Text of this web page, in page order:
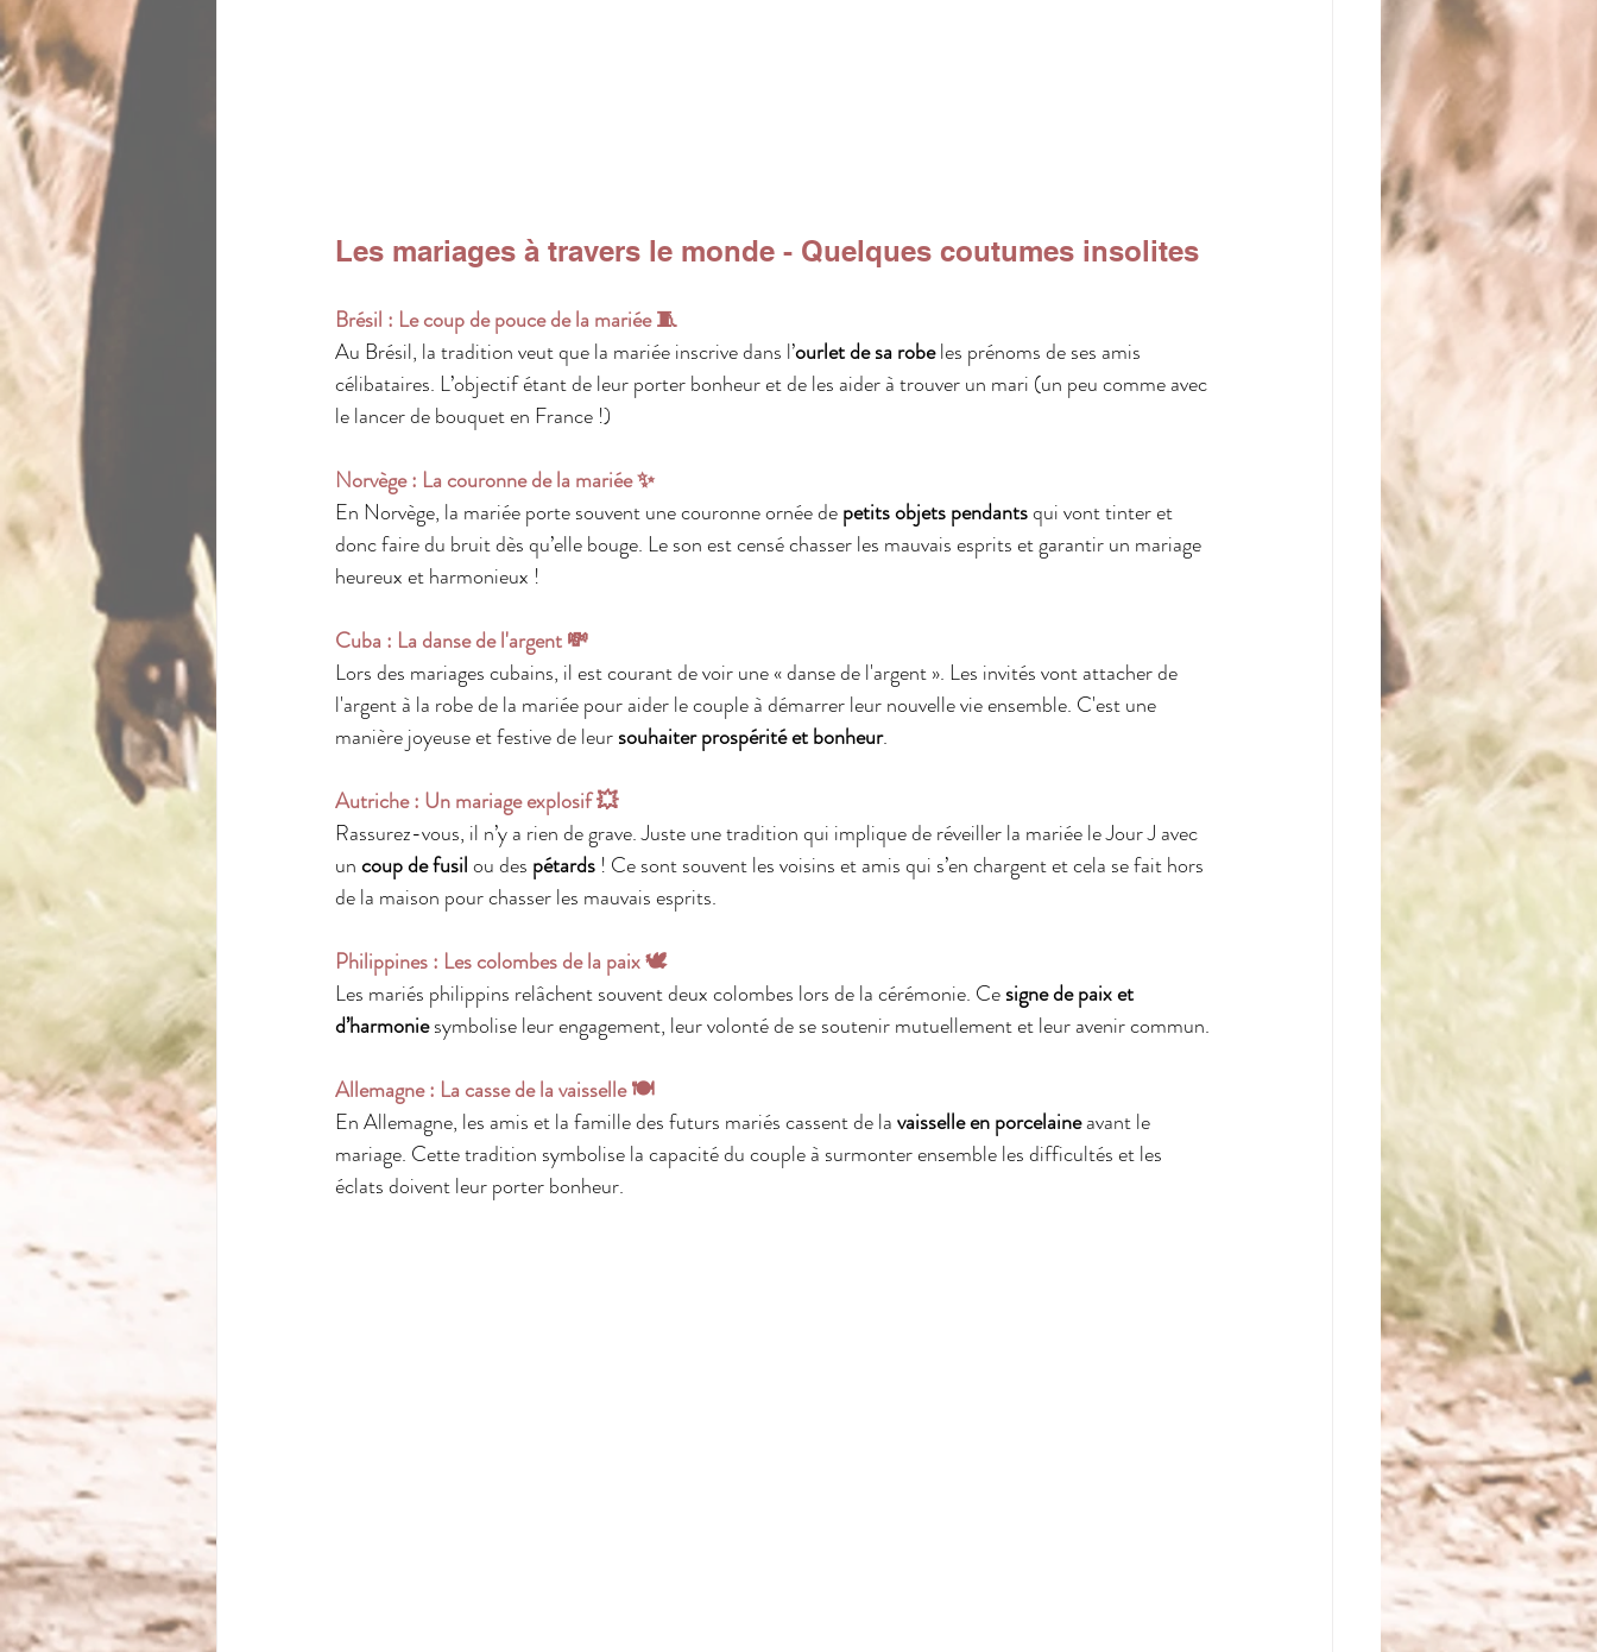
Les mariages à travers le monde - Quelques coutumes insolites
Brésil : Le coup de pouce de la mariée 🧵
Au Brésil, la tradition veut que la mariée inscrive dans l’ourlet de sa robe les prénoms de ses amis
célibataires. L’objectif étant de leur porter bonheur et de les aider à trouver un mari (un peu comme avec
le lancer de bouquet en France !)
Norvège : La couronne de la mariée ✨
En Norvège, la mariée porte souvent une couronne ornée de petits objets pendants qui vont tinter et
donc faire du bruit dès qu’elle bouge. Le son est censé chasser les mauvais esprits et garantir un mariage
heureux et harmonieux !
Cuba : La danse de l'argent 💸
Lors des mariages cubains, il est courant de voir une « danse de l'argent ». Les invités vont attacher de
l'argent à la robe de la mariée pour aider le couple à démarrer leur nouvelle vie ensemble. C'est une
manière joyeuse et festive de leur souhaiter prospérité et bonheur.
Autriche : Un mariage explosif 💥
Rassurez-vous, il n’y a rien de grave. Juste une tradition qui implique de réveiller la mariée le Jour J avec
un coup de fusil ou des pétards ! Ce sont souvent les voisins et amis qui s’en chargent et cela se fait hors
de la maison pour chasser les mauvais esprits.
Philippines : Les colombes de la paix 🕊
Les mariés philippins relâchent souvent deux colombes lors de la cérémonie. Ce signe de paix et
d’harmonie symbolise leur engagement, leur volonté de se soutenir mutuellement et leur avenir commun.
Allemagne : La casse de la vaisselle 🍽
En Allemagne, les amis et la famille des futurs mariés cassent de la vaisselle en porcelaine avant le
mariage. Cette tradition symbolise la capacité du couple à surmonter ensemble les difficultés et les
éclats doivent leur porter bonheur.